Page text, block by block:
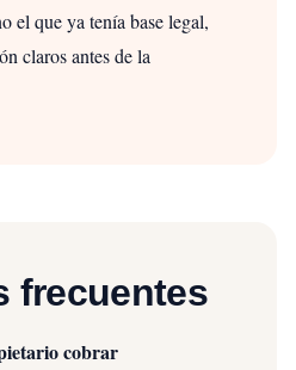
el que ya tenía base legal,
claros antes de la
frecuentes
cobrar